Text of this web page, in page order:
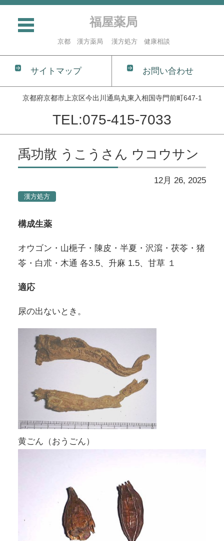
福屋薬局
京都 漢方薬局 漢方処方 健康相談
サイトマップ お問い合わせ
京都府京都市上京区今出川通烏丸東入相国寺門前町647-1
TEL:075-415-7033
禹功散 うこうさん ウコウサン
12月 26, 2025
漢方処方
構成生薬
オウゴン・山梔子・陳皮・半夏・沢瀉・茯苓・猪
苓・白朮・木通 各3.5、升麻 1.5、甘草 １
適応
尿の出ないとき。
黄ごん（おうごん）